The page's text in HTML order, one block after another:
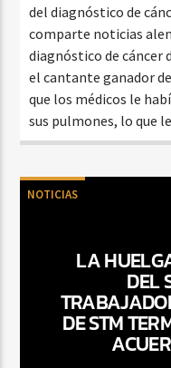
del diagnóstico de
comparte noticias
diagnóstico de cáncer
el cantante ganador
que los médicos le
sus pulmones, lo que
NOTICIAS
LA
DEL
DE STM